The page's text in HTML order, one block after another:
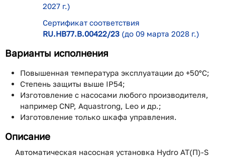
2027 г.)
Сертификат соответствия
RU.НВ77.В.00422/23 (до 09 марта 2028 г.)
Варианты исполнения
Повышенная температура эксплуатации до +50°С;
Степень защиты выше IP54;
Изготовление с насосами любого производителя,
например CNP, Aquastrong, Leo и др.;
Изготовление только шкафа управления.
Описание
Автоматическая насосная установка Hydro AT(П)-S